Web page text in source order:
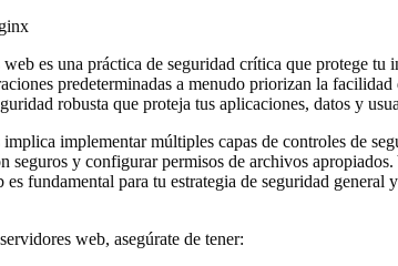
es una práctica de seguridad crítica que protege
predeterminadas a menudo priorizan la
robusta que proteja tus aplicaciones, datos y
implementar múltiples capas de controles de
seguros y configurar permisos de archivos
fundamental para tu estrategia de seguridad general
web, asegúrate de tener: